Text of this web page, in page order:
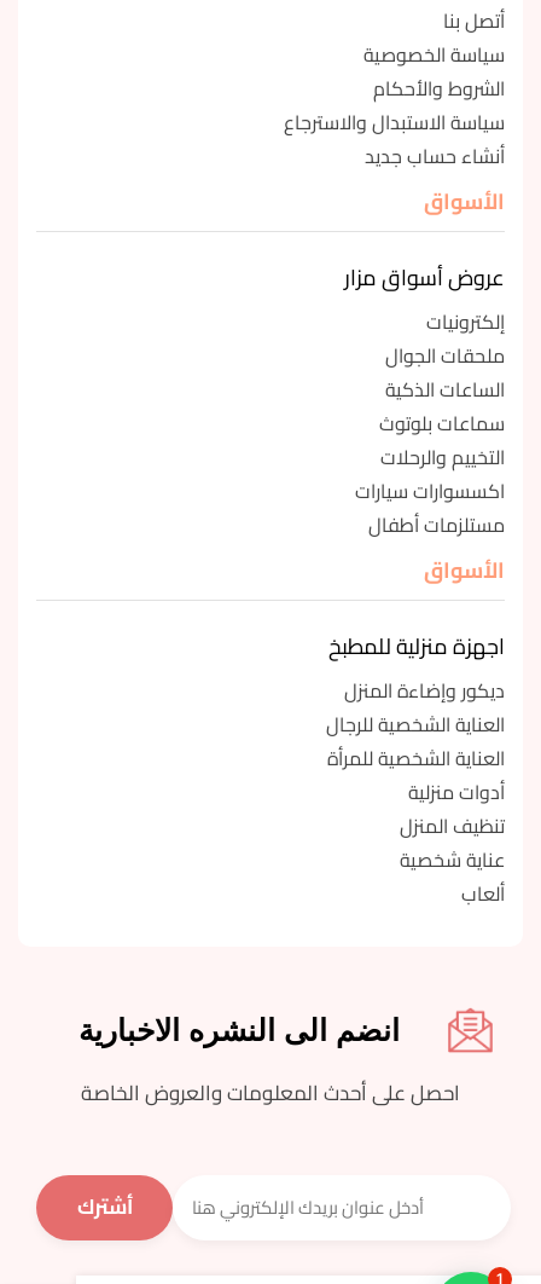
أتصل بنا
سياسة الخصوصية
الشروط والأحكام
سياسة الاستبدال والاسترجاع
أنشاء حساب جديد
الأسواق
عروض أسواق مزار
إلكترونيات
ملحقات الجوال
الساعات الذكية
سماعات بلوتوث
التخييم والرحلات
اكسسوارات سيارات
مستلزمات أطفال
الأسواق
اجهزة منزلية للمطبخ
ديكور وإضاءة المنزل
العناية الشخصية للرجال
العناية الشخصية للمرأة
أدوات منزلية
تنظيف المنزل
عناية شخصية
ألعاب
انضم الى النشره الاخبارية
احصل على أحدث المعلومات والعروض الخاصة
1